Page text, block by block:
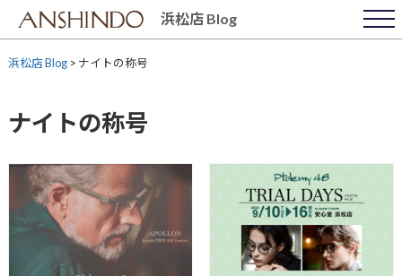
content
浜松店 Blog
浜松店 Blog> ナイトの称号
ナイトの称号